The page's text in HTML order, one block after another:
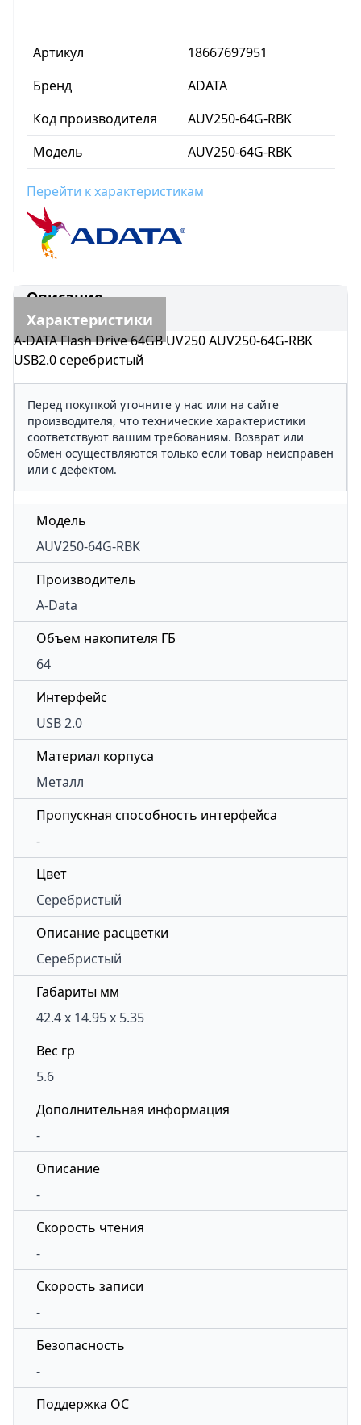
Артикул
18667697951
Бренд
ADATA
Код производителя
AUV250-64G-RBK
Модель
AUV250-64G-RBK
Перейти к характеристикам
Описание
Характеристики
A-DATA Flash Drive 64GB UV250 AUV250-64G-RBK
USB2.0 серебристый
Перед покупкой уточните у нас или на сайте
производителя, что технические характеристики
соответствуют вашим требованиям. Возврат или
обмен осуществляются только если товар неисправен
или с дефектом.
Модель
AUV250-64G-RBK
Производитель
A-Data
Объем накопителя ГБ
64
Интерфейс
USB 2.0
Материал корпуса
Металл
Пропускная способность интерфейса
-
Цвет
Серебристый
Описание расцветки
Серебристый
Габариты мм
42.4 x 14.95 x 5.35
Вес гр
5.6
Дополнительная информация
-
Описание
-
Скорость чтения
-
Скорость записи
-
Безопасность
-
Поддержка ОС